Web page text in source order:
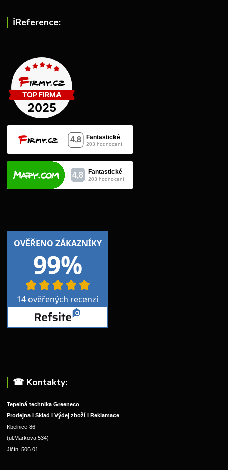
ℹ︎Reference:
☎︎ Kontakty:
Tepelná technika Greeneco
Prodejna I Sklad I Výdej zboží I Reklamace
Kbelnice 86
(ul.Markova 534)
Jičín, 506 01